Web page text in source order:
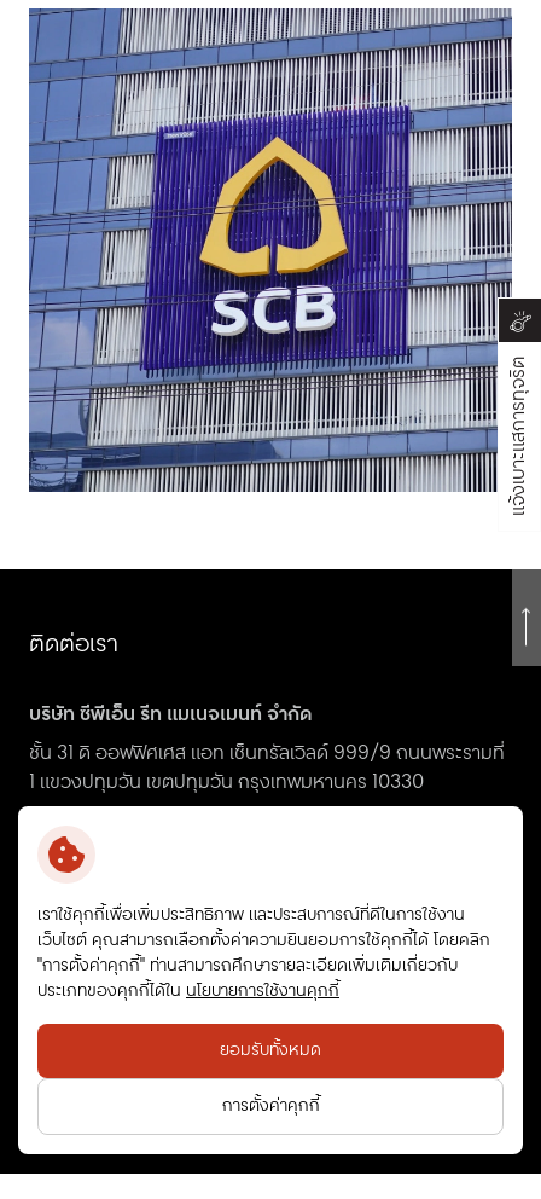
แจ้งเบาะแสการทุจริต
ติดต่อเรา
บริษัท ซีพีเอ็น รีท แมเนจเมนท์ จำกัด
ชั้น 31 ดิ ออฟฟิศเศส แอท เซ็นทรัลเวิลด์ 999/9 ถนนพระรามที่
1 แขวงปทุมวัน เขตปทุมวัน กรุงเทพมหานคร 10330
ir_cpnreit@centralpattana.co.th
+66 (0) 2-667-5555 ต่อ 1660
CPNREIT
© สงวนลิขสิทธิ์ พ.ศ. 2569 ทรัสต์เพื่อการลงทุนในสิทธิการเช่า
อสังหาริมทรัพย์ CPN รีเทล โกรท
นโยบายความเป็นส่วนตัว
นโยบายการใช้งานคุกกี้แผนผังเว็บไซต์
เราใช้คุกกี้เพื่อเพิ่มประสิทธิภาพ และประสบการณ์ที่ดีในการใช้งาน
เว็บไซต์ คุณสามารถเลือกตั้งค่าความยินยอมการใช้คุกกี้ได้ โดยคลิก
"การตั้งค่าคุกกี้" ท่านสามารถศึกษารายละเอียดเพิ่มเติมเกี่ยวกับ
ประเภทของคุกกี้ได้ใน นโยบายการใช้งานคุกกี้
ยอมรับทั้งหมด
การตั้งค่าคุกกี้